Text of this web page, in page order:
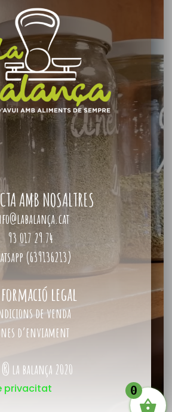
AMB NOSALTRES
93 017 29 74
(639136213)
legal
de venda
d’enviament
® la balança 2020
privacitat
0